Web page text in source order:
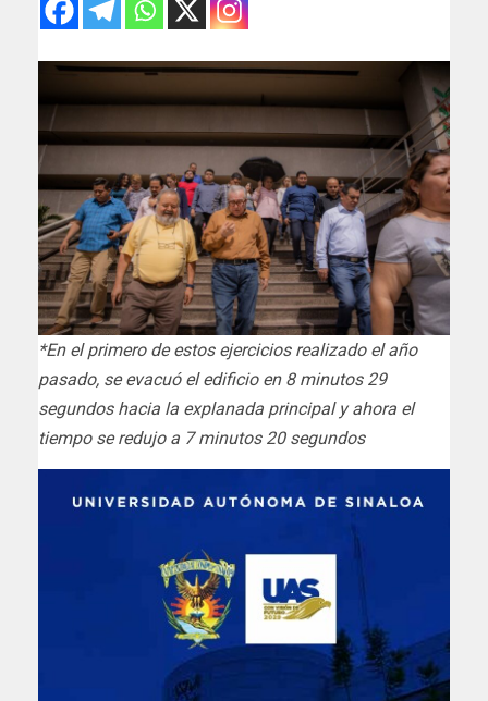
*En el primero de estos ejercicios realizado el año
pasado, se evacuó el edificio en 8 minutos 29
segundos hacia la explanada principal y ahora el
tiempo se redujo a 7 minutos 20 segundos